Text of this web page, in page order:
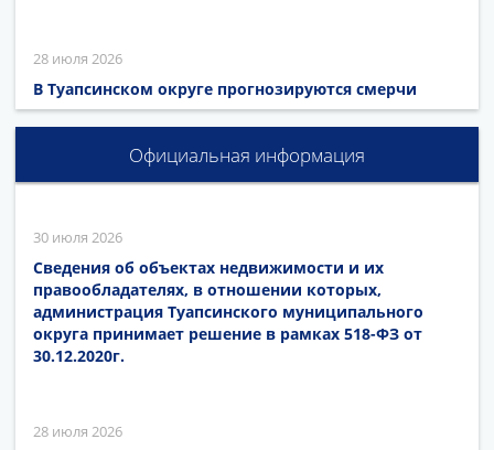
28 июля 2026
В Туапсинском округе прогнозируются смерчи
Официальная информация
30 июля 2026
Сведения об объектах недвижимости и их
правообладателях, в отношении которых,
администрация Туапсинского муниципального
округа принимает решение в рамках 518-ФЗ от
30.12.2020г.
28 июля 2026